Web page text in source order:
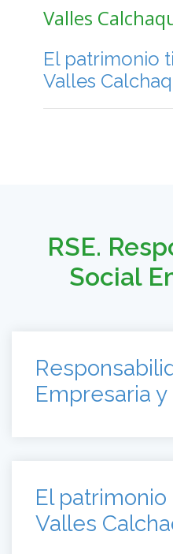
Valles
El patrimonio
Valles
RSE.
Social
Empresaria y
El
Valles